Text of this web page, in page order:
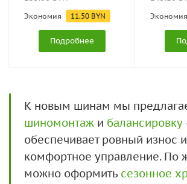
Экономия 11.50 BYN
Подробнее
Экономия
К новым шинам мы
шиномонтаж и балансировку
обеспечивает ровный износ и
комфортное управление. По
можно оформить сезонное